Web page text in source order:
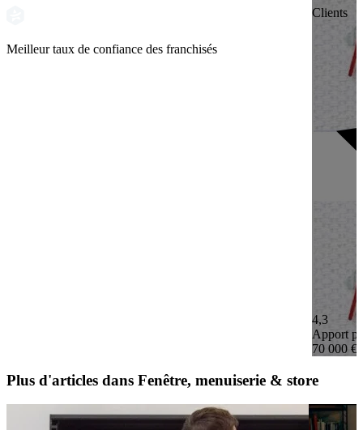
Meilleur taux de confiance des franchisés
Clients
4,3
Apport
70 000 €
Plus d'articles dans Fenêtre, menuiserie & store